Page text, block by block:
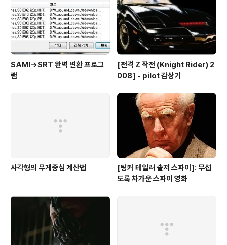
SAMI→SRT 완벽 변환 프로그
램
[전격 Z 작전 (Knight Rider) 2
008] - pilot 감상기
사각형의 무게중심 계산법
[팅커 테일러 솔저 스파이]: 무섭
도록 차가운 스파이 영화